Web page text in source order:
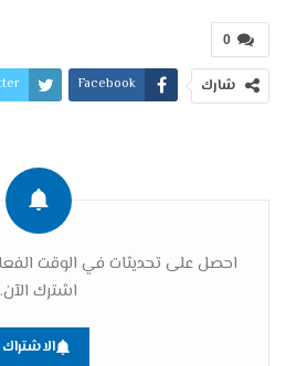
0
شارك Facebook
احصل على تحديثات في الوقت
اشترك الآن.
الاشتراك